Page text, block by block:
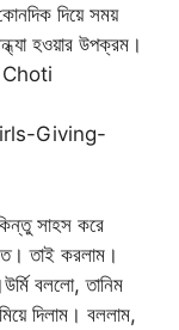
দিয়ে সময়
হওয়ার উপক্রম।
Choti
Giving-
সাহস করে
তাই করলাম।
বললো, তানিম
দিলাম। বললাম,